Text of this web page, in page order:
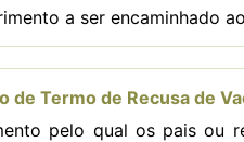
a ser encaminhado
de Termo de Recusa de
pelo qual os pais ou